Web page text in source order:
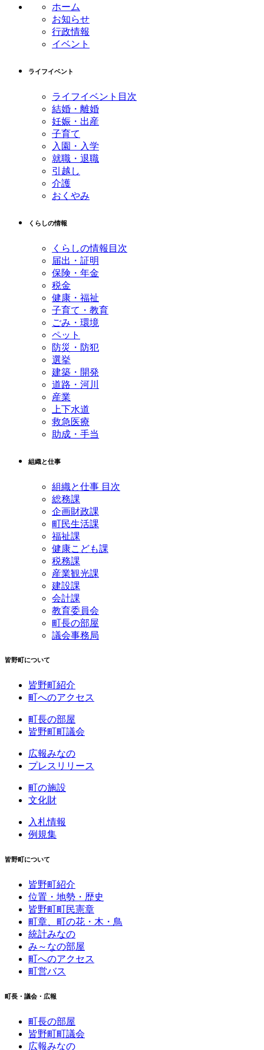
ホーム
お知らせ
行政情報
イベント
ライフイベント
ライフイベント目次
結婚・離婚
妊娠・出産
子育て
入園・入学
就職・退職
引越し
介護
おくやみ
くらしの情報
くらしの情報目次
届出・証明
保険・年金
税金
健康・福祉
子育て・教育
ごみ・環境
ペット
防災・防犯
選挙
建築・開発
道路・河川
産業
上下水道
救急医療
助成・手当
組織と仕事
組織と仕事 目次
総務課
企画財政課
町民生活課
福祉課
健康こども課
税務課
産業観光課
建設課
会計課
教育委員会
町長の部屋
議会事務局
皆野町について
皆野町紹介
町へのアクセス
町長の部屋
皆野町町議会
広報みなの
プレスリリース
町の施設
文化財
入札情報
例規集
皆野町について
皆野町紹介
位置・地勢・歴史
皆野町町民憲章
町章、町の花・木・鳥
統計みなの
み～なの部屋
町へのアクセス
町営バス
町長・議会・広報
町長の部屋
皆野町町議会
広報みなの